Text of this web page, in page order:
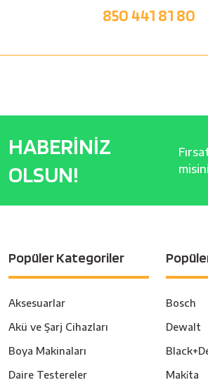
850 441 81 80
HABERİNİZ
OLSUN!
Popüler Kategoriler
Aksesuarlar
Akü ve Şarj Cihazları
Boya Makinaları
Daire Testereler
Bosch
Dewalt
Maki̇ta